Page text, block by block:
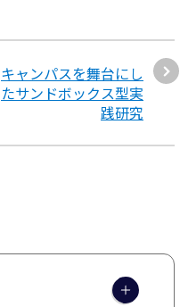
キャンパスを舞台にし
たサンドボックス型実
践研究